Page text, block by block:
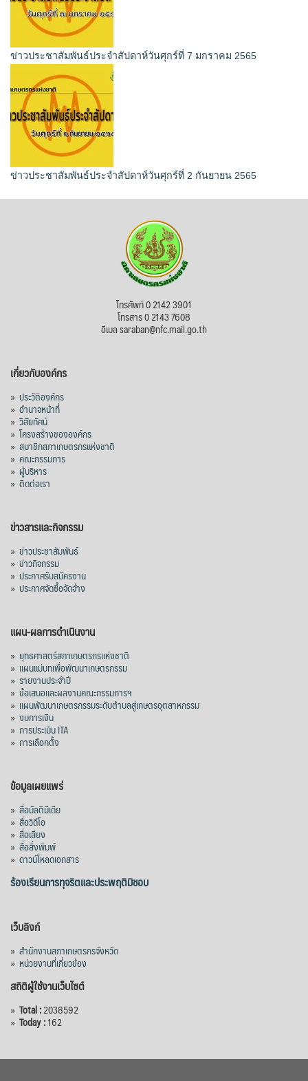
ข่าวประชาสัมพันธ์ประจำสัปดาห์วันศุกร์ที่ 7 มกราคม 2565
ข่าวประชาสัมพันธ์ประจำสัปดาห์วันศุกร์ที่ 2 กันยายน 2565
โทรศัพท์ 0 2142 3901
โทรสาร 0 2143 7608
อีเมล saraban@nfc.mail.go.th
เกี่ยวกับองค์กร
» ประวัติองค์กร
» อำนาจหน้าที่
» วิสัยทัศน์
» โครงสร้างขององค์กร
» สมาชิกสภาเกษตรกรแห่งชาติ
» คณะกรรมการ
» ผู้บริหาร
» ติดต่อเรา
ข่าวสารและกิจกรรม
» ข่าวประชาสัมพันธ์
» ข่าวกิจกรรม
» ประกาศรับสมัครงาน
» ประกาศจัดซื้อจัดจ้าง
แผน-ผลการดำเนินงาน
» ยุทธศาสตร์สภาเกษตรกรแห่งชาติ
» แผนแม่บทเพื่อพัฒนาเกษตรกรรม
» รายงานประจำปี
» ข้อเสนอและผลงานคณะกรรมการฯ
» แผนพัฒนาเกษตรกรรมระดับตำบลสู่เกษตรอุตสาหกรรม
» งบการเงิน
» การประเมิน ITA
» การเลือกตั้ง
ข้อมูลเผยแพร่
» สื่อมัลติมีเดีย
» สื่อวิดีโอ
» สื่อเสียง
» สื่อสิ่งพิมพ์
» ดาวน์โหลดเอกสาร
ร้องเรียนการทุจริตและประพฤติมิชอบ
เว็บลิงก์
» สำนักงานสภาเกษตรกรจังหวัด
» หน่วยงานที่เกี่ยวข้อง
สถิติผู้ใช้งานเว็บไซต์
» Total :2038592
» Today :162